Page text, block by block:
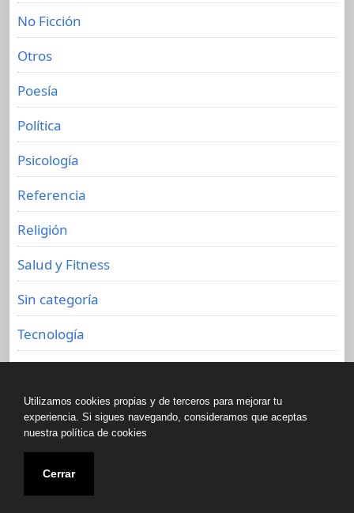
No Ficción
Otros
Poesía
Política
Psicología
Referencia
Religión
Salud y Fitness
Sin categoría
Tecnología
Copyright © All rights reserved.
Biblioteca de libros olvidados 2020
Utilizamos cookies propias y de terceros para mejorar tu
experiencia. Si sigues navegando, consideramos que aceptas
nuestra política de cookies
Cerrar